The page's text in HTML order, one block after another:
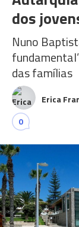
dos
Nuno
das famílias
Erica
0